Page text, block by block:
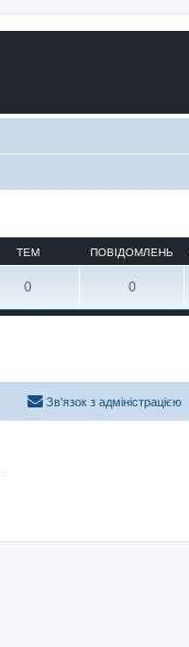
ТЕМ ПОВІДОМЛЕНЬ
0 0
Зв'язок з адміністрацією